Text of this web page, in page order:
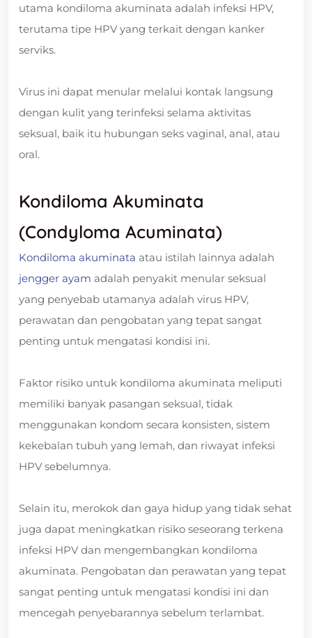
utama kondiloma akuminata adalah infeksi HPV,
terutama tipe HPV yang terkait dengan kanker
serviks.
Virus ini dapat menular melalui kontak langsung
dengan kulit yang terinfeksi selama aktivitas
seksual, baik itu hubungan seks vaginal, anal, atau
oral.
Kondiloma Akuminata
(Condyloma Acuminata)
Kondiloma akuminata atau istilah lainnya adalah
jengger ayam adalah penyakit menular seksual
yang penyebab utamanya adalah virus HPV,
perawatan dan pengobatan yang tepat sangat
penting untuk mengatasi kondisi ini.
Faktor risiko untuk kondiloma akuminata meliputi
memiliki banyak pasangan seksual, tidak
menggunakan kondom secara konsisten, sistem
kekebalan tubuh yang lemah, dan riwayat infeksi
HPV sebelumnya.
Selain itu, merokok dan gaya hidup yang tidak sehat
juga dapat meningkatkan risiko seseorang terkena
infeksi HPV dan mengembangkan kondiloma
akuminata. Pengobatan dan perawatan yang tepat
sangat penting untuk mengatasi kondisi ini dan
mencegah penyebarannya sebelum terlambat.